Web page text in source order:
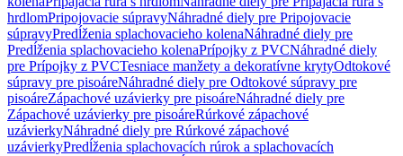
hrdlomPripojovacie súpravyNáhradné diely pre Pripojovacie
súpravyPredĺženia splachovacieho kolenaNáhradné diely pre
Predĺženia splachovacieho kolenaPrípojky z PVCNáhradné diely
pre Prípojky z PVCTesniace manžety a dekoratívne krytyOdtokové
súpravy pre pisoáreNáhradné diely pre Odtokové súpravy pre
pisoáreZápachové uzávierky pre pisoáreNáhradné diely pre
Zápachové uzávierky pre pisoáreRúrkové zápachové
uzávierkyNáhradné diely pre Rúrkové zápachové
uzávierkyPredĺženia splachovacích rúrok a splachovacích